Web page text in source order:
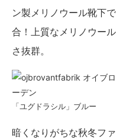
ン製メリノウール靴下
合！上質なメリノウー
さ抜群。
「ユグドラシル」ブルー
暗くなりがちな秋冬フ